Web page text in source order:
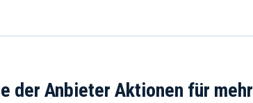
der Anbieter Aktionen für mehr